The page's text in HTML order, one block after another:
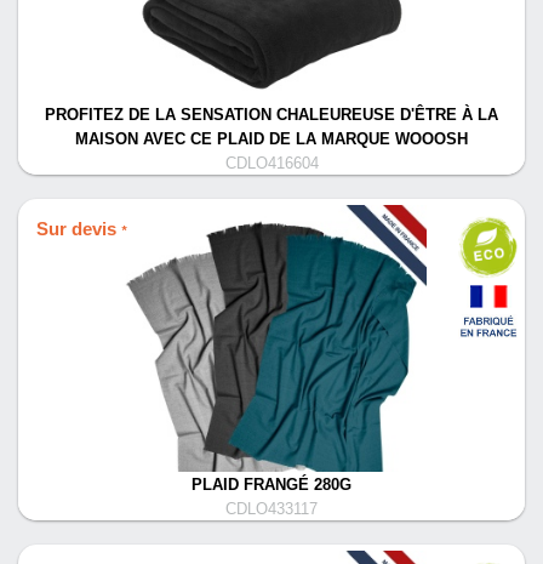
PROFITEZ DE LA SENSATION CHALEUREUSE D'ÊTRE À LA
MAISON AVEC CE PLAID DE LA MARQUE WOOOSH
CDLO416604
Sur devis *
PLAID FRANGÉ 280G
CDLO433117